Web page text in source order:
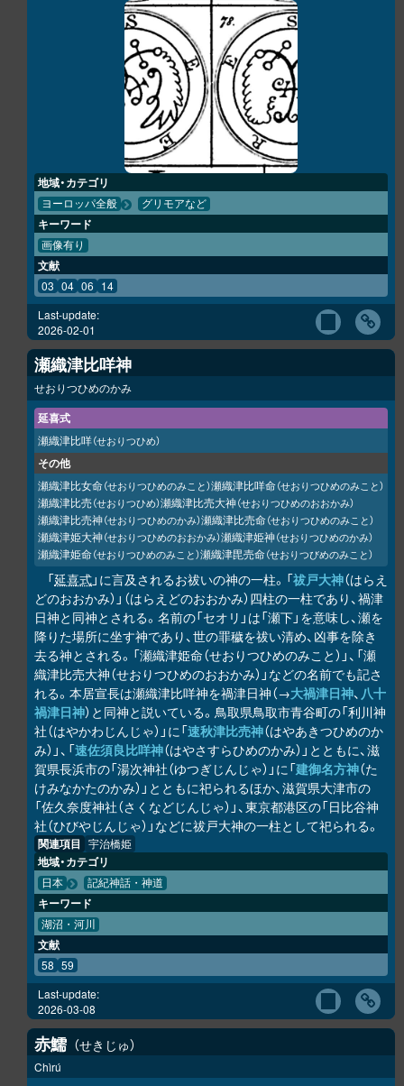
地域・カテゴリ
ヨーロッパ全般 グリモアなど
キーワード
画像有り
文献
03 04 06 14
Last-update:
2026-02-01
瀬織津比咩神
せおりつひめのかみ
延喜式
瀬織津比咩（せおりつひめ）
その他
瀬織津比女命（せおりつひめのみこと）瀬織津比咩命（せおりつひめのみこと）
瀬織津比売（せおりつひめ）瀬織津比売大神（せおりつひめのおおかみ）
瀬織津比売神（せおりつひめのかみ）瀬織津比売命（せおりつひめのみこと）
瀬織津姫大神（せおりつひめのおおかみ）瀬織津姫神（せおりつひめのかみ）
瀬織津姫命（せおりつひめのみこと）瀬織津毘売命（せおりつびめのみこと）
「延喜式」に言及されるお祓いの神の一柱。「祓戸大神（はらえ
どのおおかみ）」（はらえどのおおかみ）四柱の一柱であり、禍津
日神と同神とされる。名前の「セオリ」は「瀬下」を意味し、瀬を
降りた場所に坐す神であり、世の罪穢を祓い清め、凶事を除き
去る神とされる。「瀬織津姫命（せおりつひめのみこと）」、「瀬
織津比売大神（せおりつひめのおおかみ）」などの名前でも記さ
れる。本居宣長は瀬織津比咩神を禍津日神（→大禍津日神、 八十
禍津日神）と同神と説いている。鳥取県鳥取市青谷町の「利川神
社（はやかわじんじゃ）」に「速秋津比売神（はやあきつひめのか
み）」、「速佐須良比咩神（はやさすらひめのかみ）」とともに、滋
賀県長浜市の「湯次神社（ゆつぎじんじゃ）」に「建御名方神（た
けみなかたのかみ）」とともに祀られるほか、滋賀県大津市の
「佐久奈度神社（さくなどじんじゃ）」、東京都港区の「日比谷神
社（ひびやじんじゃ）」などに祓戸大神の一柱として祀られる。
関連項目 宇治橋姫
地域・カテゴリ
日本 記紀神話・神道
キーワード
湖沼・河川
文献
58 59
Last-update:
2026-03-08
赤鱬 せきじゅ
Chìrú